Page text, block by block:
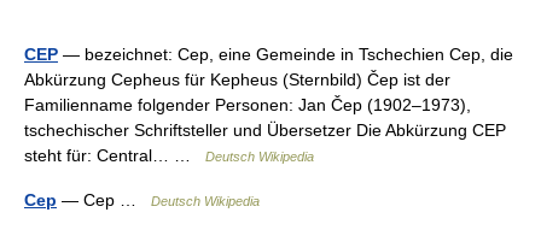
CEP — bezeichnet: Cep, eine Gemeinde in Tschechien Cep, die
Abkürzung Cepheus für Kepheus (Sternbild) Čep ist der
Familienname folgender Personen: Jan Čep (1902–1973),
tschechischer Schriftsteller und Übersetzer Die Abkürzung CEP
steht für: Central… …
Deutsch Wikipedia
Cep — Cep … Deutsch Wikipedia